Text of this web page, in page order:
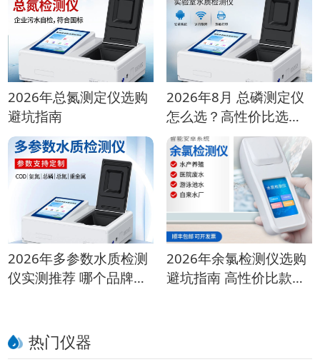
2026年总氮测定仪选购
避坑指南
2026年8月 总磷测定仪
怎么选？高性价比选型
指南
2026年多参数水质检测
仪实测推荐 哪个品牌性
2026年余氯检测仪选购
避坑指南 高性价比款推
热门仪器